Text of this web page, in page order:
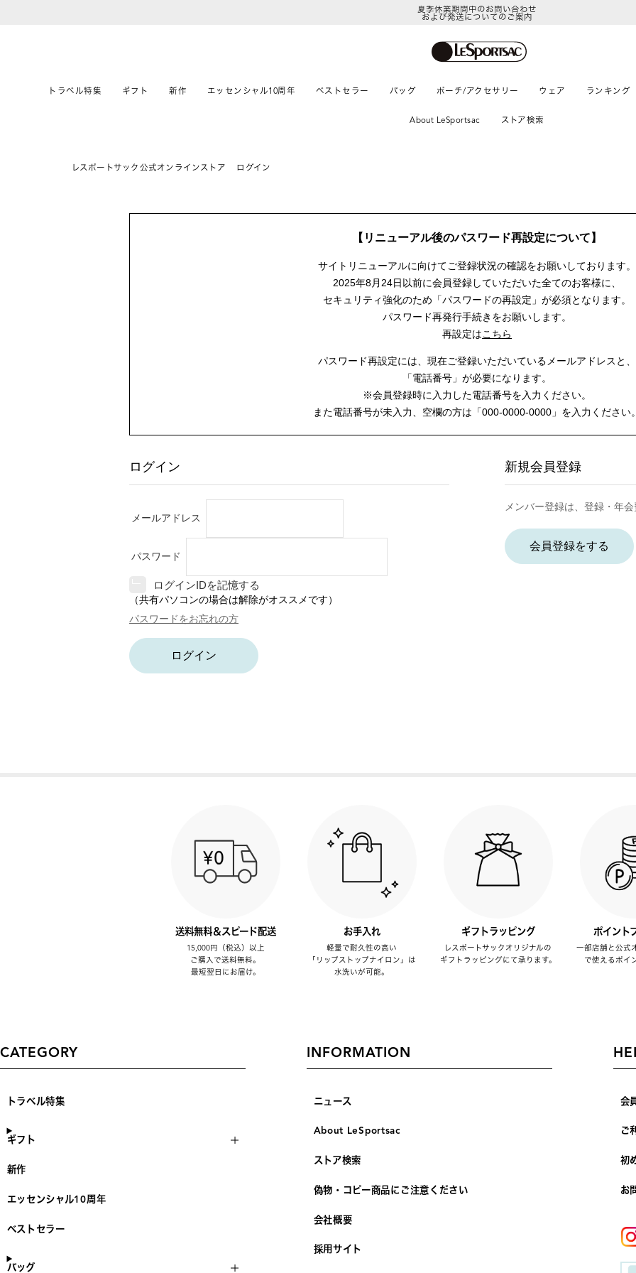
夏季休業期間中のお問い合わせ
および発送についてのご案内
トラベル特集 ギフト 新作 エッセンシャル10周年 ベストセラー バッグ ポーチ/アクセサリー ウェア ランキング
About LeSportsac ストア検索
レスポートサック公式オンラインストア ログイン
【リニューアル後のパスワード再設定について】
サイトリニューアルに向けてご登録状況の確認をお願いしております。
2025年8月24日以前に会員登録していただいた全てのお客様に、
セキュリティ強化のため「パスワードの再設定」が必須となります。
パスワード再発行手続きをお願いします。
再設定はこちら
パスワード再設定には、 現在ご登録いただいているメールアドレスと、
「電話番号」が必要になります。
※会員登録時に入力した電話番号を入力ください。
また電話番号が未入力、空欄の方は 「000-0000-0000」を入力ください。
ログイン
メールアドレス
パスワード
ログインIDを記憶する
（共有パソコンの場合は解除がオススメです）
パスワードをお忘れの方
ログイン
新規会員登録
メンバー登録は、登録・年会
会員登録をする
送料無料＆スピード配送
15,000円（税込）以上
ご購入で送料無料。
最短翌日にお届け。
お手入れ
軽量で耐久性の高い
「リップストップナイロン」は
水洗いが可能。
ギフトラッピング
レスポートサックオリジナルの
ギフトラッピングにて承ります。
ポイント
一部店舗と公式
で使えるポイ
CATEGORY
トラベル特集
ギフト
新作
エッセンシャル10周年
ベストセラー
バッグ
INFORMATION
ニュース
About LeSportsac
ストア検索
偽物・コピー商品にご注意ください
会社概要
採用サイト
会
ご
初
お